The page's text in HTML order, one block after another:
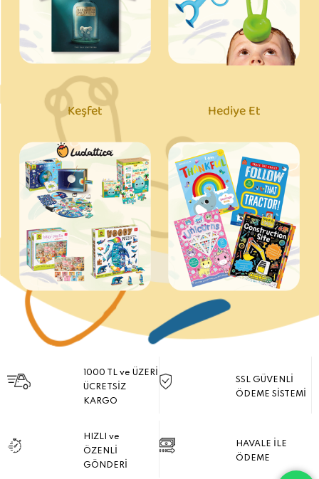
Keşfet Hediye Et
1000 TL ve ÜZERİ
ÜCRETSİZ
KARGO
SSL GÜVENLİ
ÖDEME SİSTEMİ
HIZLI ve
ÖZENLİ
GÖNDERİ
HAVALE İLE
ÖDEME